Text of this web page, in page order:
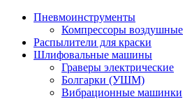
Пневмоинструменты
Компрессоры воздушные
Распылители для краски
Шлифовальные машины
Граверы электрические
Болгарки (УШМ)
Вибрационные машинки